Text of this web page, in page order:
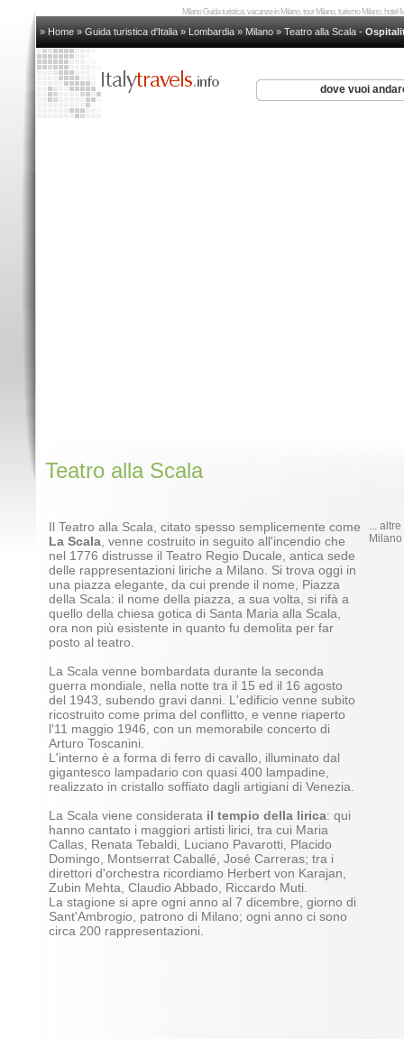
Milano Guida turistica, vacanze in Milano, tour Milano, turismo Milano,
» Home » Guida turistica d'Italia » Lombardia » Milano » Teatro alla Scala -
dove vuoi
Teatro alla Scala
Il Teatro alla Scala, citato spesso semplicemente come
La Scala , venne costruito in seguito all'incendio che
nel 1776 distrusse il Teatro Regio Ducale, antica sede
delle rappresentazioni liriche a Milano. Si trova oggi in
una piazza elegante, da cui prende il nome, Piazza
della Scala: il nome della piazza, a sua volta, si rifà a
quello della chiesa gotica di Santa Maria alla Scala,
ora non più esistente in quanto fu demolita per far
posto al teatro.
La Scala venne bombardata durante la seconda
guerra mondiale, nella notte tra il 15 ed il 16 agosto
del 1943, subendo gravi danni. L'edificio venne subito
ricostruito come prima del conflitto, e venne riaperto
l'11 maggio 1946, con un memorabile concerto di
Arturo Toscanini.
L'interno è a forma di ferro di cavallo, illuminato dal
gigantesco lampadario con quasi 400 lampadine,
realizzato in cristallo soffiato dagli artigiani di Venezia.
La Scala viene considerata il tempio della lirica: qui
hanno cantato i maggiori artisti lirici, tra cui Maria
Callas, Renata Tebaldi, Luciano Pavarotti, Placido
Domingo, Montserrat Caballé, José Carreras; tra i
direttori d'orchestra ricordiamo Herbert von Karajan,
Zubin Mehta, Claudio Abbado, Riccardo Muti.
La stagione si apre ogni anno al 7 dicembre, giorno di
Sant'Ambrogio, patrono di Milano; ogni anno ci sono
circa 200 rappresentazioni.
...
Milano